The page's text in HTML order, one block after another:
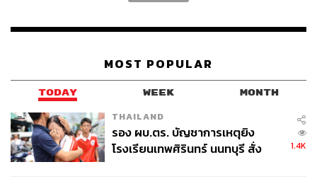
MOST POPULAR
TODAY WEEK MONTH
THAILAND
รอง ผบ.ตร. บัญชาการเหตุยิง
โรงเรียนเทพศิรินทร์ นนทบุรี สั่ง
1.4K